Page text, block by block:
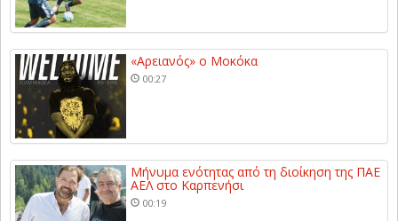
«Αρειανός» ο Μοκόκα
00:27
Μήνυμα ενότητας από τη διοίκηση της ΠΑΕ
ΑΕΛ στο Καρπενήσι
00:19